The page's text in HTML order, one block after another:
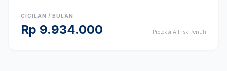
CICILAN / BULAN
Rp 9.934.000 Proteksi Allrisk Penuh